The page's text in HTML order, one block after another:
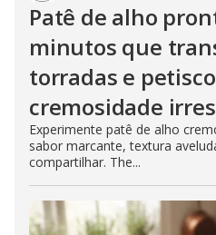
Patê de alho
minutos que
torradas e
cremosidade
Experimente patê de alho
sabor marcante, textura
compartilhar. The...